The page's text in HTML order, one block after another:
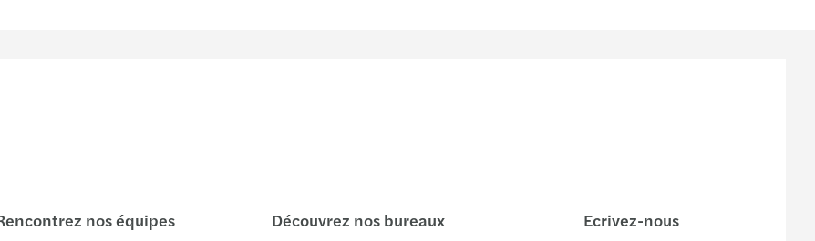
nos équipes Découvrez nos bureaux Ecrivez-nous